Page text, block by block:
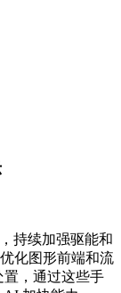
持续加强驱能和
化图形前端和流
，通过这些手